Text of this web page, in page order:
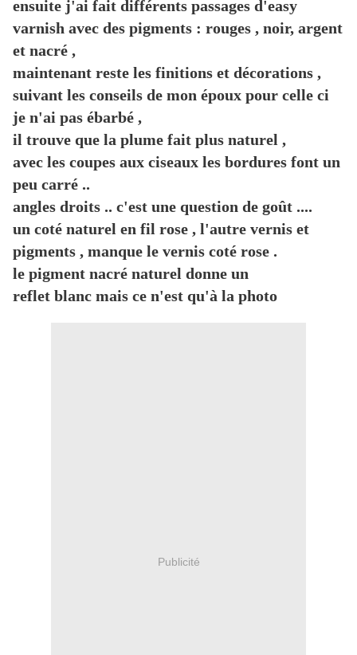
ensuite j'ai fait différents passages d'easy
varnish avec des pigments : rouges , noir, argent
et nacré ,
maintenant reste les finitions et décorations ,
suivant les conseils de mon époux pour celle ci
je n'ai pas ébarbé ,
il trouve que la plume fait plus naturel ,
avec les coupes aux ciseaux les bordures font un
peu carré ..
angles droits .. c'est une question de goût ....
un coté naturel en fil rose , l'autre vernis et
pigments , manque le vernis coté rose .
le pigment nacré naturel donne un
reflet blanc mais ce n'est qu'à la photo
Publicité